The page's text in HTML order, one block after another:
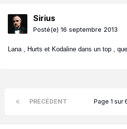
Sirius
Posté(e) 16 septembre 2013
Lana , Hurts et Kodaline dans un top ,
PRÉCÉDENT Page 1 sur